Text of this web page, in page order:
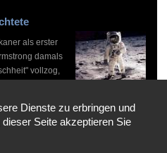
als erster
damals
vollzog,
Dienste zu erbringen und
Seite akzeptieren Sie